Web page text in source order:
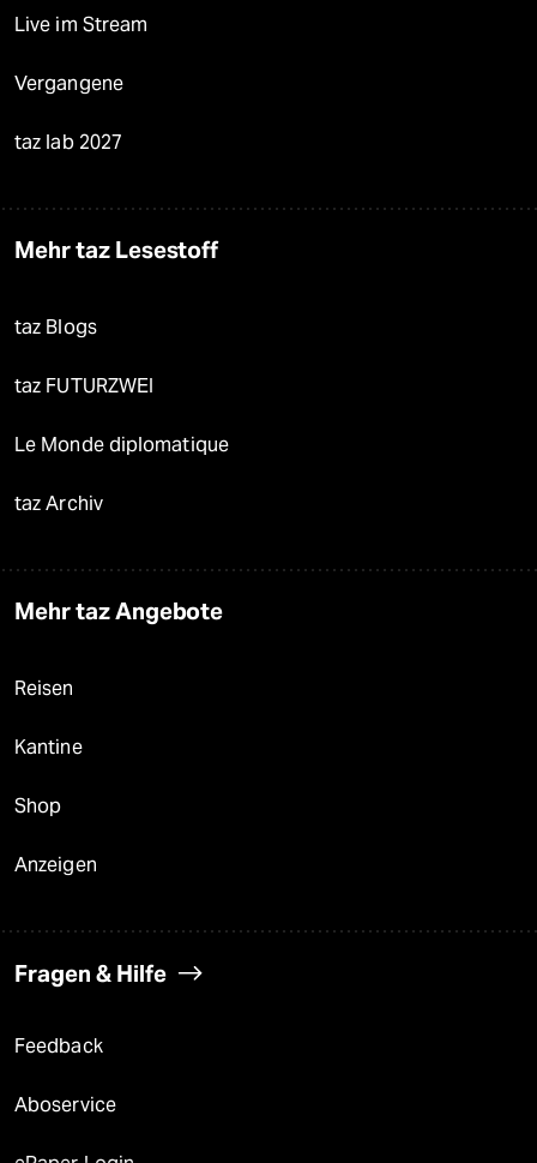
Live im Stream
Vergangene
taz lab 2027
Mehr taz Lesestoff
taz Blogs
taz FUTURZWEI
Le Monde diplomatique
taz Archiv
Mehr taz Angebote
Reisen
Kantine
Shop
Anzeigen
Fragen & Hilfe
Feedback
Aboservice